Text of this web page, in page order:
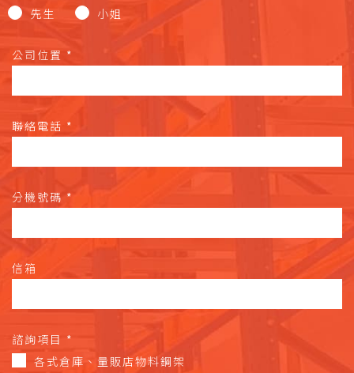
先生
小姐
公司位置 *
聯絡電話 *
分機號碼 *
信箱
諮詢項目 *
各式倉庫、量販店物料鋼架